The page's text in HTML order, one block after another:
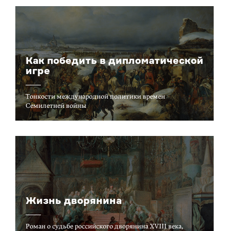
Как победить в дипломатической
игре
Тонкости международной политики времен
Семилетней войны
Жизнь дворянина
Роман о судьбе российского дворянина XVIII века,